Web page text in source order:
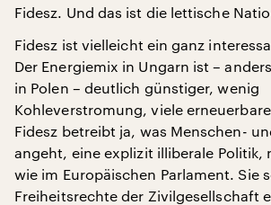
Fidesz. Und das ist die lettische
Fidesz ist vielleicht ein ganz
Der Energiemix in Ungarn ist –
in Polen – deutlich günstiger, wenig
Kohleverstromung, viele
Fidesz betreibt ja, was Menschen-
angeht, eine explizit illiberale Politik,
wie im Europäischen Parlament. Sie
Freiheitsrechte der Zivilgesellschaft